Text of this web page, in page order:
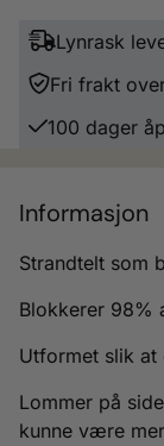
Lynrask
Fri frakt
100 dager
Informasjon
Strandtelt som
Blokkerer 98%
Utformet slik at
Lommer på
kunne være